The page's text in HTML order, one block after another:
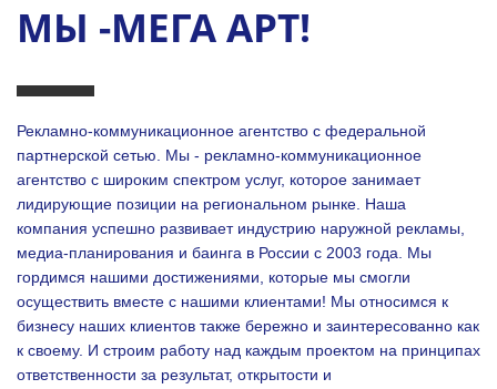
МЫ -МЕГА АРТ!
Рекламно-коммуникационное агентство с федеральной
партнерской сетью. Мы - рекламно-коммуникационное
агентство с широким спектром услуг, которое занимает
лидирующие позиции на региональном рынке. Наша
компания успешно развивает индустрию наружной рекламы,
медиа-планирования и баинга в России с 2003 года. Мы
гордимся нашими достижениями, которые мы смогли
осуществить вместе с нашими клиентами! Мы относимся к
бизнесу наших клиентов также бережно и заинтересованно как
к своему. И строим работу над каждым проектом на принципах
ответственности за результат, открытости и